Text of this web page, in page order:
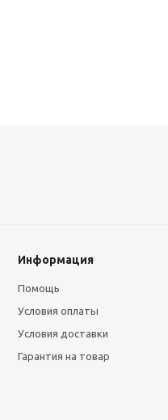
Информация
Помощь
Условия оплаты
Условия доставки
Гарантия на товар